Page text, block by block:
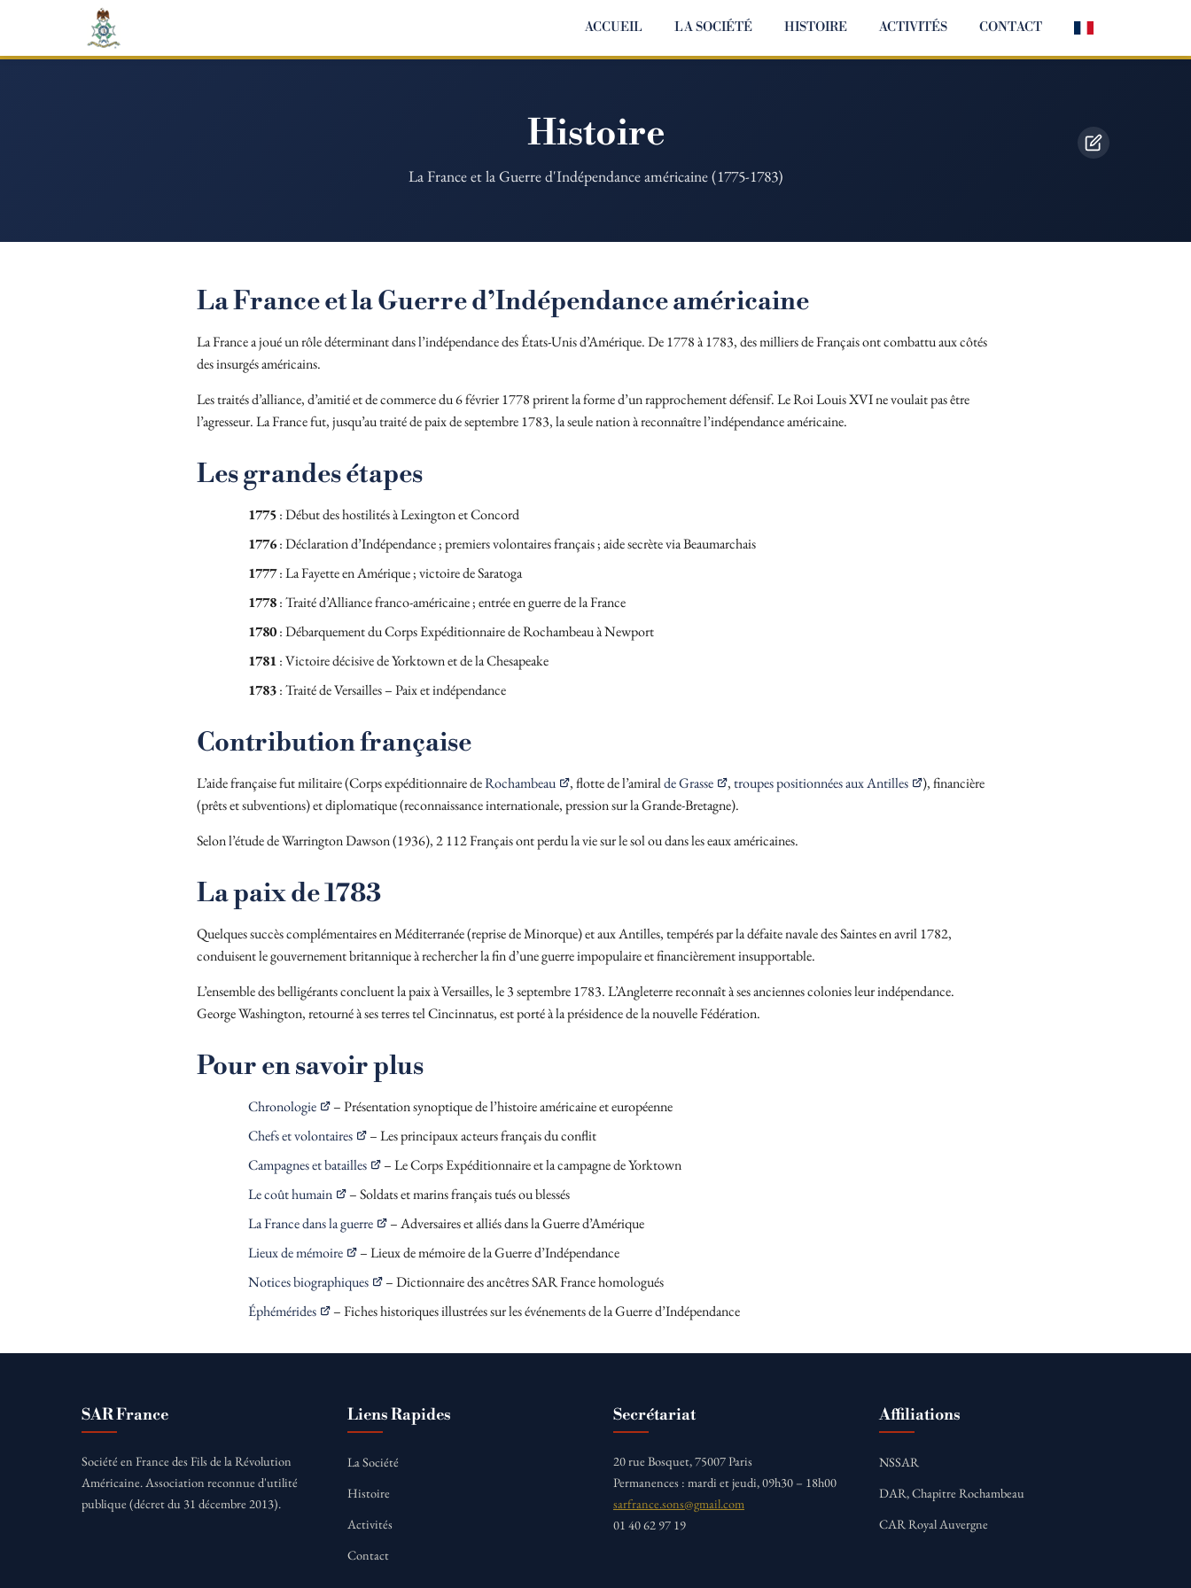
ACCUEIL LA SOCIÉTÉ HISTOIRE ACTIVITÉS CONTACT
Histoire
La France et la Guerre d'Indépendance américaine (1775-1783)
La France et la Guerre d’Indépendance américaine
La France a joué un rôle déterminant dans l’indépendance des États-Unis d’Amérique. De 1778 à 1783, des milliers de Français ont combattu aux côtés
des insurgés américains.
Les traités d’alliance, d’amitié et de commerce du 6 février 1778 prirent la forme d’un rapprochement défensif. Le Roi Louis XVI ne voulait pas être
l’agresseur. La France fut, jusqu’au traité de paix de septembre 1783, la seule nation à reconnaître l’indépendance américaine.
Les grandes étapes
1775: Début des hostilités à Lexington et Concord
1776: Déclaration d’Indépendance ; premiers volontaires français ; aide secrète via Beaumarchais
1777: La Fayette en Amérique ; victoire de Saratoga
1778: Traité d’Alliance franco-américaine ; entrée en guerre de la France
1780: Débarquement du Corps Expéditionnaire de Rochambeau à Newport
1781: Victoire décisive de Yorktown et de la Chesapeake
1783: Traité de Versailles – Paix et indépendance
Contribution française
L’aide française fut militaire (Corps expéditionnaire deRochambeau , flotte de l’amiralde Grasse ,troupes positionnées aux Antilles
), financière
(prêts et subventions) et diplomatique (reconnaissance internationale, pression sur la Grande-Bretagne).
Selon l’étude de Warrington Dawson (1936), 2 112 Français ont perdu la vie sur le sol ou dans les eaux américaines.
La paix de 1783
Quelques succès complémentaires en Méditerranée (reprise de Minorque) et aux Antilles, tempérés par la défaite navale des Saintes en avril 1782,
conduisent le gouvernement britannique à rechercher la fin d’une guerre impopulaire et financièrement insupportable.
L’ensemble des belligérants concluent la paix à Versailles, le 3 septembre 1783. L’Angleterre reconnaît à ses anciennes colonies leur indépendance.
George Washington, retourné à ses terres tel Cincinnatus, est porté à la présidence de la nouvelle Fédération.
Pour en savoir plus
Chronologie
– Présentation synoptique de l’histoire américaine et européenne
Chefs et volontaires
– Les principaux acteurs français du conflit
Campagnes et batailles
– Le Corps Expéditionnaire et la campagne de Yorktown
Le coût humain
– Soldats et marins français tués ou blessés
La France dans la guerre
– Adversaires et alliés dans la Guerre d’Amérique
Lieux de mémoire
– Lieux de mémoire de la Guerre d’Indépendance
Notices biographiques
– Dictionnaire des ancêtres SAR France homologués
Éphémérides
– Fiches historiques illustrées sur les événements de la Guerre d’Indépendance
SAR France
Société en France des Fils de la Révolution
Américaine. Association reconnue d'utilité
publique (décret du 31 décembre 2013).
Liens Rapides
La Société
Histoire
Activités
Contact
Secrétariat
20 rue Bosquet, 75007 Paris
Permanences : mardi et jeudi, 09h30 – 18h00
sarfrance.sons@gmail.com
01 40 62 97 19
Affiliations
NSSAR
DAR, Chapitre Rochambeau
CAR Royal Auvergne